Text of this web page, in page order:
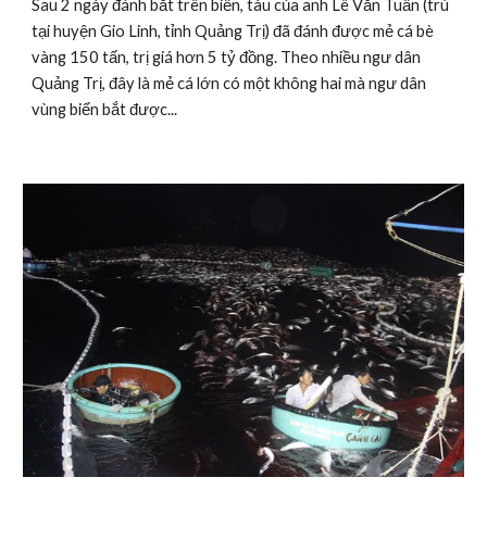
Sau 2 ngày đánh bắt trên biển, tàu của anh Lê Văn Tuấn (trú
tại huyện Gio Linh, tỉnh Quảng Trị) đã đánh được mẻ cá bè
vàng 150 tấn, trị giá hơn 5 tỷ đồng. Theo nhiều ngư dân
Quảng Trị, đây là mẻ cá lớn có một không hai mà ngư dân
vùng biển bắt được...